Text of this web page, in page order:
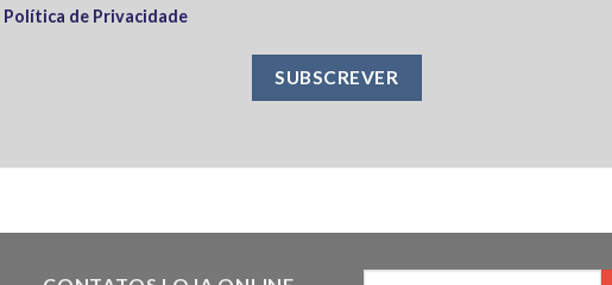
Política de Privacidade